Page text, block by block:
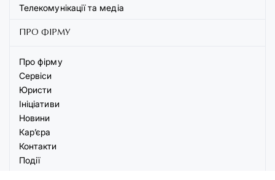
Телекомунікації та медіа
ПРО ФІРМУ
Про фірму
Сервіси
Юристи
Ініціативи
Новини
Кар’єра
Контакти
Події